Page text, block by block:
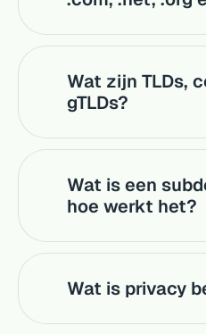
Wat zijn TLDs,
gTLDs?
Wat is een
hoe werkt het?
Wat is privacy